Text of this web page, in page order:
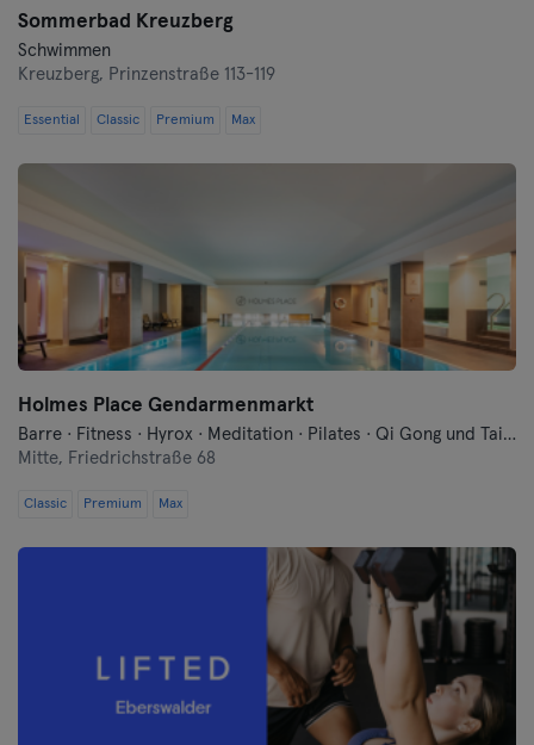
Sommerbad Kreuzberg
Schwimmen
Kreuzberg, Prinzenstraße 113-119
Essential Classic Premium Max
Holmes Place Gendarmenmarkt
Barre · Fitness · Hyrox · Meditation · Pilates · Qi Gong und Tai Chi · Sauna · Schwimmen · Tanzen · Yoga
Mitte, Friedrichstraße 68
Classic Premium Max
Kiel
Kleve
Landshut
Leipzig
Lübeck
Magdeburg
Mainz
München